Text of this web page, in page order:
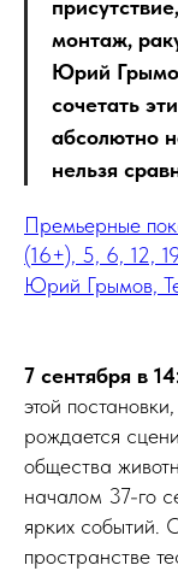
монтаж,
Юрий
сочетать
абсолютно
нельзя
Премьерные
(16+), 5, 6, 12,
Юрий Грымов,
7 сентября в
этой
рождается
общества
началом 37-го
ярких событий.
пространстве